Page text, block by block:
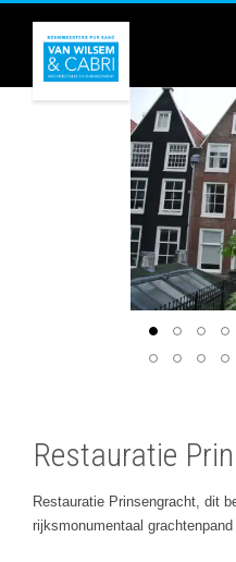
Restauratie
Restauratie Prinsengracht, dit
rijksmonumentaal